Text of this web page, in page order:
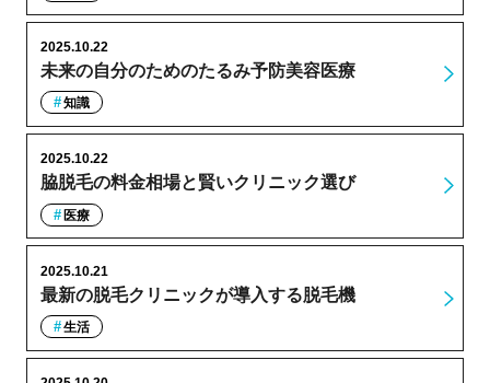
未来の自分のためのたるみ予防美容医療
2025.10.22
知識
脇脱毛の料金相場と賢いクリニック選び
2025.10.22
医療
最新の脱毛クリニックが導入する脱毛機
2025.10.21
生活